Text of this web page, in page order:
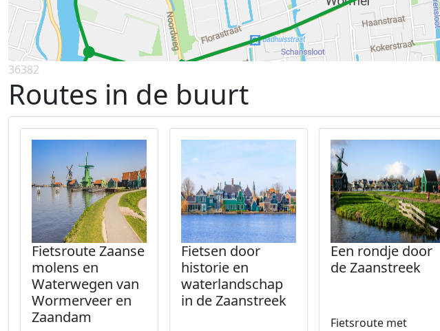
36382
Routes in de buurt
Fietsroute Zaanse
molens en
Waterwegen van
Wormerveer en
Zaandam
Fietsen door
historie en
waterlandschap
in de Zaanstreek
Een rondje door
de Zaanstreek
Fietsroute met